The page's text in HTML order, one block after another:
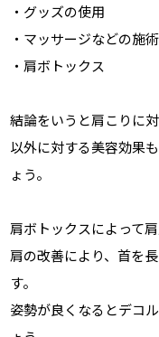
・グッズの使用
・マッサージなどの施術
・肩ボトックス
結論をいうと肩こりに
以外に対する美容効果
ょう。
肩ボトックスによって
肩の改善により、首を
す。
姿勢が良くなるとデコ